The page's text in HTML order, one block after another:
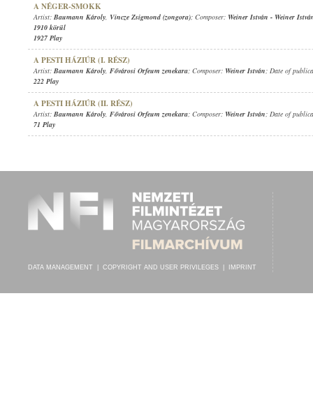
A NÉGER-SMOKK
Artist: Baumann Károly, Vincze Zsigmond (zongora); Composer: Weiner István - Weiner
1910 körül
1927 Play
A PESTI HÁZIÚR (I. RÉSZ)
Artist: Baumann Károly, Fővárosi Orfeum zenekara; Composer: Weiner István; Date of
222 Play
A PESTI HÁZIÚR (II. RÉSZ)
Artist: Baumann Károly, Fővárosi Orfeum zenekara; Composer: Weiner István; Date of
71 Play
DATA MANAGEMENT COPYRIGHT AND USER PRIVILEGES IMPRINT